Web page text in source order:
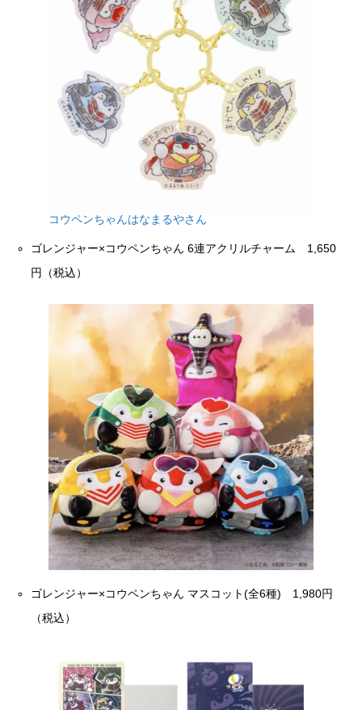
コウペンちゃんはなまるやさん
ゴレンジャー×コウペンちゃん 6連アクリルチャーム 1,650
円（税込）
ゴレンジャー×コウペンちゃん マスコット(全6種) 1,980円
（税込）